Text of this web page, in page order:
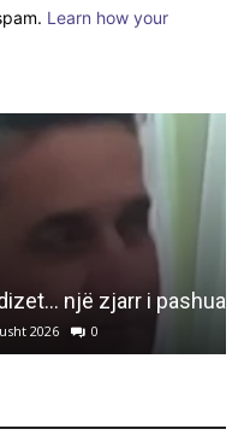
Learn how your